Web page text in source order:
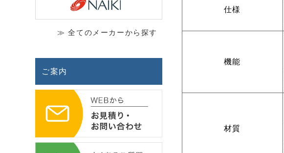
仕様
機能
材質
≫ 全てのメーカーから探す
ご案内